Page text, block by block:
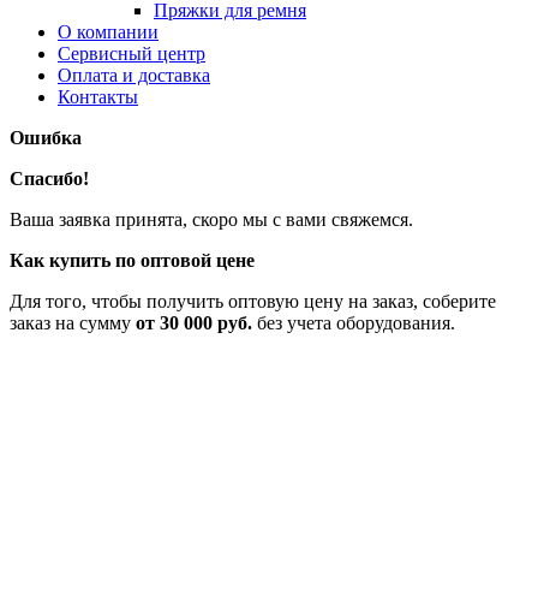
Пряжки для ремня
О компании
Сервисный центр
Оплата и доставка
Контакты
Ошибка
Спасибо!
Ваша заявка принята, скоро мы с вами свяжемся.
Как купить по оптовой цене
Для того, чтобы получить оптовую цену на заказ, соберите
заказ на сумму от 30 000 руб. без учета оборудования.